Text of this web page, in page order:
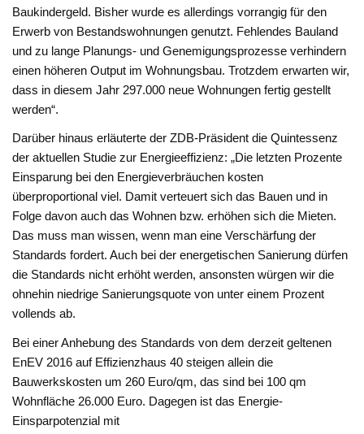
Baukindergeld. Bisher wurde es allerdings vorrangig für den
Erwerb von Bestandswohnungen genutzt. Fehlendes Bauland
und zu lange Planungs- und Genemigungsprozesse verhindern
einen höheren Output im Wohnungsbau. Trotzdem erwarten wir,
dass in diesem Jahr 297.000 neue Wohnungen fertig gestellt
werden“.
Darüber hinaus erläuterte der ZDB-Präsident die Quintessenz
der aktuellen Studie zur Energieeffizienz: „Die letzten Prozente
Einsparung bei den Energieverbräuchen kosten
überproportional viel. Damit verteuert sich das Bauen und in
Folge davon auch das Wohnen bzw. erhöhen sich die Mieten.
Das muss man wissen, wenn man eine Verschärfung der
Standards fordert. Auch bei der energetischen Sanierung dürfen
die Standards nicht erhöht werden, ansonsten würgen wir die
ohnehin niedrige Sanierungsquote von unter einem Prozent
vollends ab.
Bei einer Anhebung des Standards von dem derzeit geltenen
EnEV 2016 auf Effizienzhaus 40 steigen allein die
Bauwerkskosten um 260 Euro/qm, das sind bei 100 qm
Wohnfläche 26.000 Euro. Dagegen ist das Energie-
Einsparpotenzial mit